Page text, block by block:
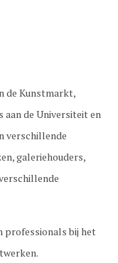
de Kunstmarkt,
aan de Universiteit en
verschillende
galeriehouders,
professionals bij het